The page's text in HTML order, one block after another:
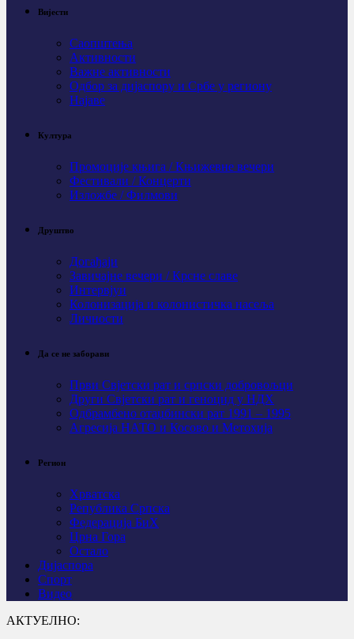
Вијести
Саопштења
Активности
Важне активности
Одбор за дијаспору и Србе у региону
Најаве
Култура
Промоције књига / Књижевне вечери
Фестивали / Концерти
Изложбе / Филмови
Друштво
Догађаји
Завичајне вечери / Крсне славе
Интервјуи
Колонизација и колонистичка насеља
Личности
Да се не заборави
Први Свјeтски рат и српски добровољци
Други Свјетски рат и геноцид у НДХ
Одбрамбено отаџбински рат 1991 – 1995
Агресија НАТО и Косово и Метохија
Регион
Хрватска
Република Српска
Федерација БиХ
Црна Гора
Остало
Дијаспора
Спорт
Видео
АКТУЕЛНО: